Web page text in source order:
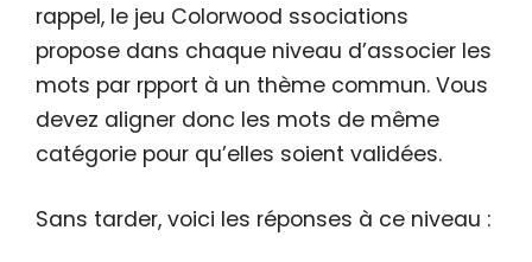
rappel, le jeu Colorwood ssociations
propose dans chaque niveau d’associer les
mots par rpport à un thème commun. Vous
devez aligner donc les mots de même
catégorie pour qu’elles soient validées.
Sans tarder, voici les réponses à ce niveau :